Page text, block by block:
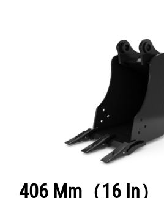
406 Mm（16 In）